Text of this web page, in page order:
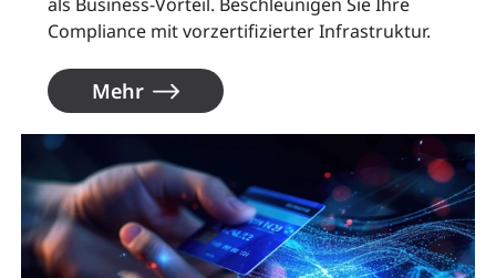
Compliance mit vorzertifizierter Infrastruktur.
Mehr